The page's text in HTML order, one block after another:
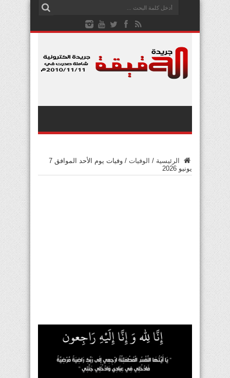
الرئيسية / الوفيات /
وفيات يوم الأحد الموافق 7
يونيو 2026